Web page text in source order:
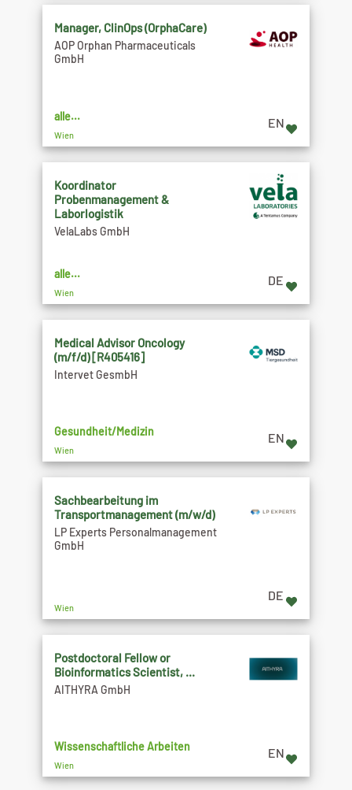
Manager, ClinOps (OrphaCare)
AOP Orphan Pharmaceuticals
GmbH
alle...
Wien
EN
Koordinator
Probenmanagement &
Laborlogistik
VelaLabs GmbH
alle...
Wien
DE
Medical Advisor Oncology
(m/f/d) [R405416]
Intervet GesmbH
Gesundheit/Medizin
Wien
EN
Sachbearbeitung im
Transportmanagement (m/w/d)
LP Experts Personalmanagement
GmbH
Wien
DE
Postdoctoral Fellow or
Bioinformatics Scientist, ...
AITHYRA GmbH
Wissenschaftliche Arbeiten
Wien
EN